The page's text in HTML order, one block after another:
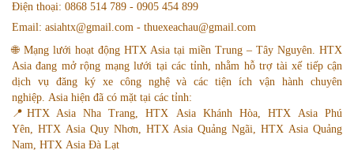
Điện thoại: 0868 514 789 - 0905 454 899
Email: asiahtx@gmail.com - thuexeachau@gmail.com
🌐 Mạng lưới hoạt động HTX Asia tại miền Trung – Tây Nguyên. HTX
Asia đang mở rộng mạng lưới tại các tỉnh, nhằm hỗ trợ tài xế tiếp cận
dịch vụ đăng ký xe công nghệ và các tiện ích vận hành chuyên
nghiệp. Asia hiện đã có mặt tại các tỉnh:
📍HTX Asia Nha Trang, HTX Asia Khánh Hòa, HTX Asia Phú
Yên, HTX Asia Quy Nhơn, HTX Asia Quảng Ngãi, HTX Asia Quảng
Nam, HTX Asia Đà Lạt